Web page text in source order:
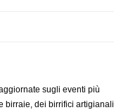
sugli eventi più
birraie, dei birrifici artigianali